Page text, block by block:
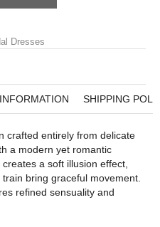
Dresses
SHIPPING
crafted entirely from delicate
a modern yet romantic
a soft illusion effect,
bring graceful movement.
refined sensuality and